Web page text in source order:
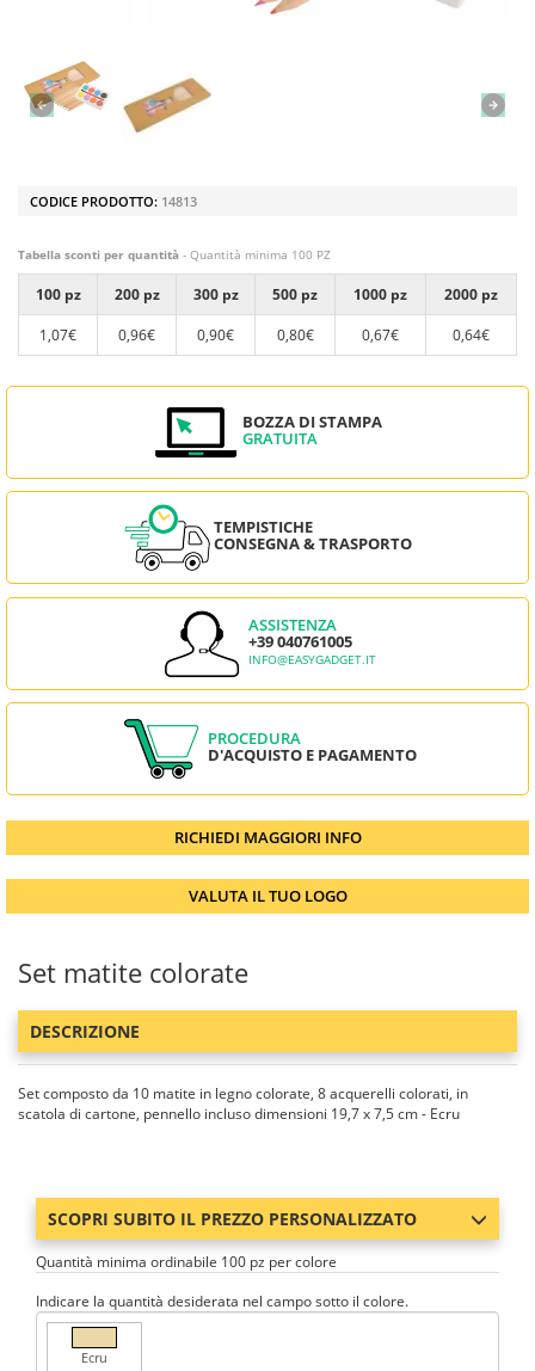
CODICE PRODOTTO: 14813
Tabella sconti per quantità - Quantità minima 100 PZ
100 pz 200 pz 300 pz 500 pz 1000 pz
2000 pz
1,07€
0,96€ 0,90€ 0,80€ 0,67€ 0,64€
BOZZA DI STAMPA
GRATUITA
TEMPISTICHE
CONSEGNA & TRASPORTO
ASSISTENZA
+39 040761005
INFO@EASYGADGET.IT
PROCEDURA
D'ACQUISTO E PAGAMENTO
RICHIEDI MAGGIORI INFO
VALUTA IL TUO LOGO
Set matite colorate
DESCRIZIONE
Set composto da 10 matite in legno colorate, 8 acquerelli colorati, in
scatola di cartone, pennello incluso dimensioni 19,7 x 7,5 cm - Ecru
SCOPRI SUBITO IL PREZZO PERSONALIZZATO
Quantità minima ordinabile 100 pz per colore
Indicare la quantità desiderata nel campo sotto il colore.
Ecru